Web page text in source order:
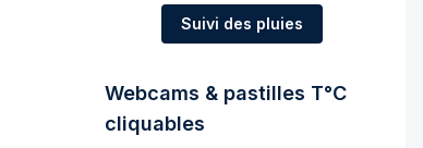
Suivi des pluies
Webcams & pastilles T°C
cliquables